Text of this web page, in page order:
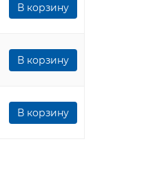
В корзину
В корзину
В корзину